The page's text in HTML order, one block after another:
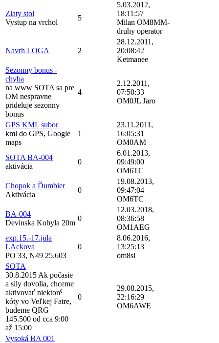
Zlaty stol
Vystup na vrchol
5
5.03.2012,
18:11:57
Milan OM8MM-
druhy operator
Navrh LOGA 2
28.12.2011,
20:08:42
Ketmanee
Sezonny bonus -
chyba
na www SOTA sa pre
OM nespravne
prideluje sezonny
bonus
4
2.12.2011,
07:50:33
OM0JL Jaro
GPS KML subor
kml do GPS, Google
maps
1
23.11.2011,
16:05:31
OM0AM
SOTA BA-004
aktivácia
0
6.01.2013,
09:49:00
OM6TC
Chopok a Ďumbier
Aktivácia
0
19.08.2013,
09:47:04
OM6TC
BA-004
Devinska Kobyla 20m
0
12.03.2018,
08:36:58
OM1AEG
exp.15.-17.jula
LAckova
PO 33, N49 25.603
0
8.06.2016,
13:25:13
om8sl
SOTA
30.8.2015 Ak počasie
a sily dovolia, chceme
aktivovať niektoré
kóty vo Veľkej Fatre,
budeme QRG
145.500 od cca 9:00
až 15:00
0
29.08.2015,
22:16:29
OM6AWE
Vysoká BA 001